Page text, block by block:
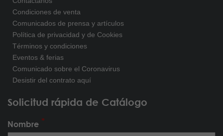
Condiciones de venta
Comunicados de prensa y artículos
Política de privacidad y de Cookies
Términos y condiciones
Eventos & ferias
Comunicado sobre el Coronavirus
Desistir del contrato aquí
Solicitud rápida de Catálogo
Nombre